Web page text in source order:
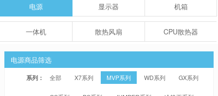
电源 显示器 机箱
一体机 散热风扇 CPU散热器
电源商品筛选
系列： 全部 X7系列 MVP系列 WD系列 GX系列